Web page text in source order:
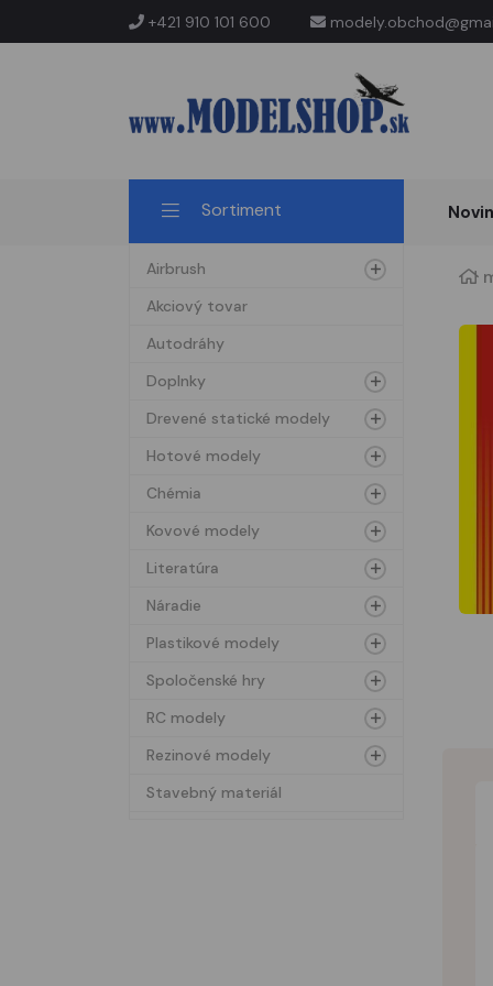
+421 910 101 600
Sortiment
Airbrush
Akciový tovar
Autodráhy
Doplnky
Drevené statické modely
Hotové modely
Chémia
Kovové modely
Literatúra
Náradie
Plastikové modely
Spoločenské hry
RC modely
Rezinové modely
Stavebný materiál